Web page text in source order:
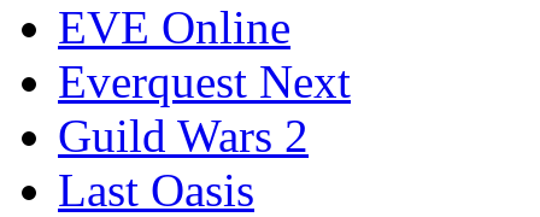
EVE Online
Everquest Next
Guild Wars 2
Last Oasis